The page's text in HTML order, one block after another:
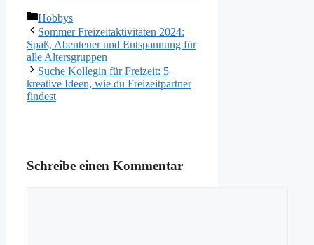
Kategorien
Hobbys
Sommer Freizeitaktivitäten 2024:
Spaß, Abenteuer und Entspannung für
alle Altersgruppen
Suche Kollegin für Freizeit: 5
kreative Ideen, wie du Freizeitpartner
findest
Schreibe einen Kommentar